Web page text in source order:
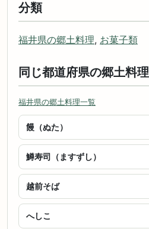
分類
福井県の郷土料理, お菓子類
同じ都道府県の郷土料理
福井県の郷土料理一覧
饅（ぬた）
鱒寿司（ますずし）
越前そば
へしこ